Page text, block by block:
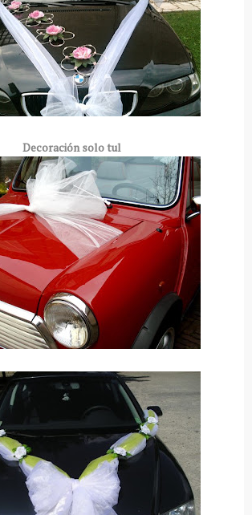
Decoración solo tul